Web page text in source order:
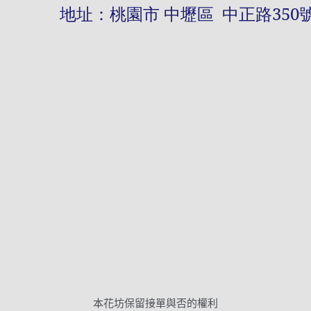
：桃園市 中壢區 中正路350
本花坊保留接單與否的權利